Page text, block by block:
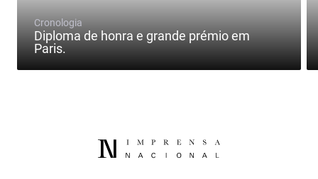
Cronologia
Diploma de honra e grande prémio em
Paris.